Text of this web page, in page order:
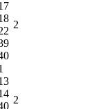
2
2